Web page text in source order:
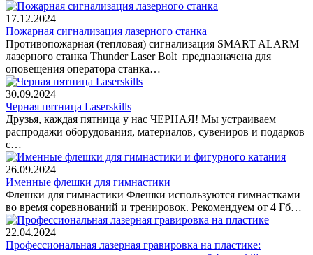
17.12.2024
Пожарная сигнализация лазерного станка
Противопожарная (тепловая) сигнализация SMART ALARM
лазерного станка Thunder Laser Bolt предназначена для
оповещения оператора станка…
30.09.2024
Черная пятница Laserskills
Друзья, каждая пятница у нас ЧЕРНАЯ! Мы устраиваем
распродажи оборудования, материалов, сувениров и подарков
с…
26.09.2024
Именные флешки для гимнастики
Флешки для гимнастики Флешки используются гимнастками
во время соревнований и тренировок. Рекомендуем от 4 Гб…
22.04.2024
Профессиональная лазерная гравировка на пластике: